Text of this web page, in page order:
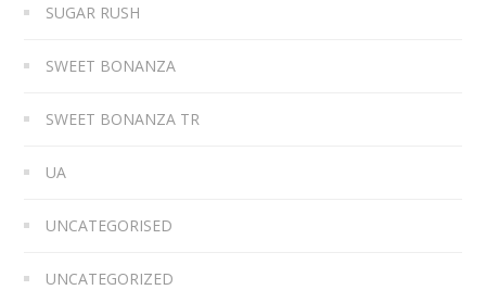
SUGAR RUSH
SWEET BONANZA
SWEET BONANZA TR
UA
UNCATEGORISED
UNCATEGORIZED